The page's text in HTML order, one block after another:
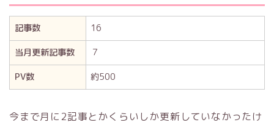
記事数
16
当月更新記事数
７
PV数
約500
今まで月に2記事とかくらいしか更新していなかったけ